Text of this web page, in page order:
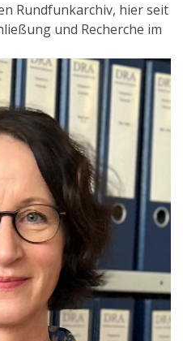
Rundfunkarchiv, hier seit
und Recherche im